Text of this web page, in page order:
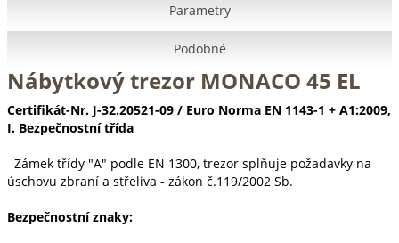
Parametry
Podobné
Nábytkový trezor MONACO 45 EL
Certifikát-Nr. J-32.20521-09 / Euro Norma EN 1143-1 + A1:2009,
I. Bezpečnostní třída
Zámek třídy "A" podle EN 1300, trezor splňuje požadavky na
úschovu zbraní a střeliva - zákon č.119/2002 Sb.
Bezpečnostní znaky: